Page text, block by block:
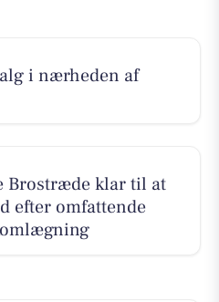
i nærheden af
Brostræde klar til at
efter omfattende